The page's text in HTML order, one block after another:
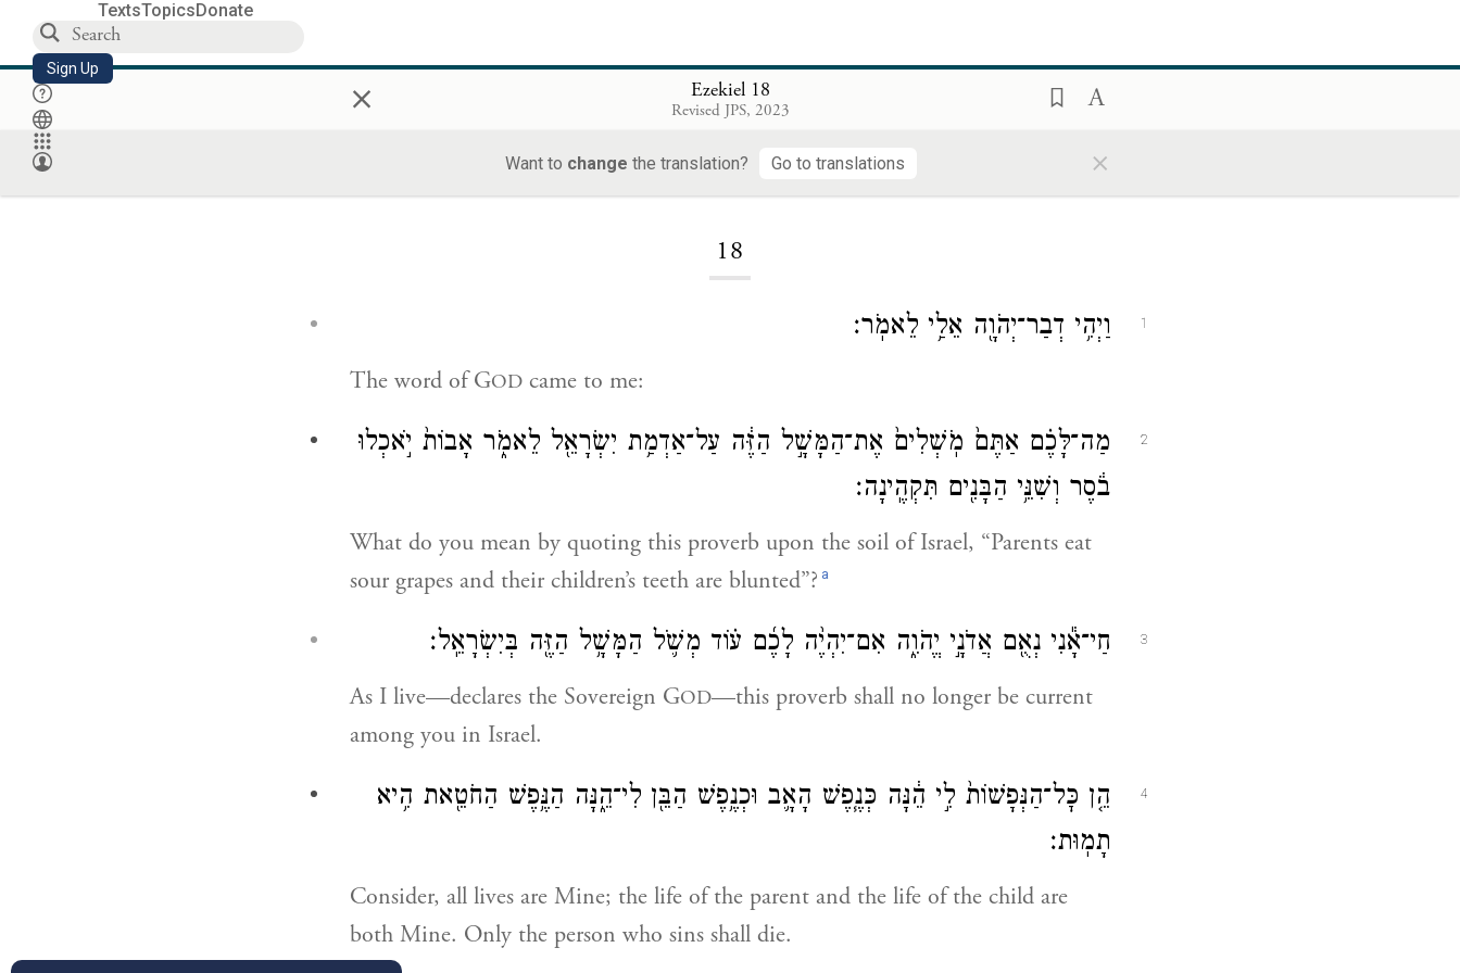
TextsTopicsDonate
Sign Up × Ezekiel 18
Revised JPS, 2023
Want to change the translation? Go to translations ×
18
1 וַיְהִ֥י דְבַר־יְהֹוָ֖ה אֵלַ֥י לֵאמֹֽר׃
The word of GOD came to me:
2
מַה־לָּכֶ֗ם אַתֶּם֙ מֹֽשְׁלִים֙ אֶת־הַמָּשָׁ֣ל הַזֶּ֔ה עַל־אַדְמַ֥ת יִשְׂרָאֵ֖ל לֵאמֹ֑ר אָבוֹת֙ יֹ֣אכְלוּ
בֹ֔סֶר וְשִׁנֵּ֥י הַבָּנִ֖ים תִּקְהֶֽינָה׃
What do you mean by quoting this proverb upon the soil of Israel, “Parents eat
sour grapes and their children’s teeth are blunted”? a
3 חַי־אָ֕נִי נְאֻ֖ם אֲדֹנָ֣י יֱהֹוִ֑ה אִם־יִהְיֶ֨ה לָכֶ֜ם ע֗וֹד מְשֹׁ֛ל הַמָּשָׁ֥ל הַזֶּ֖ה בְּיִשְׂרָאֵֽל׃
As I live—declares the Sovereign GOD—this proverb shall no longer be current
among you in Israel.
4
הֵ֤ן כׇּל־הַנְּפָשׁוֹת֙ לִ֣י הֵ֔נָּה כְּנֶ֧פֶשׁ הָאָ֛ב וּכְנֶ֥פֶשׁ הַבֵּ֖ן לִי־הֵ֑נָּה הַנֶּ֥פֶשׁ הַחֹטֵ֖את הִ֥יא
תָמֽוּת׃
Consider, all lives are Mine; the life of the parent and the life of the child are
both Mine. Only the person who sins shall die.